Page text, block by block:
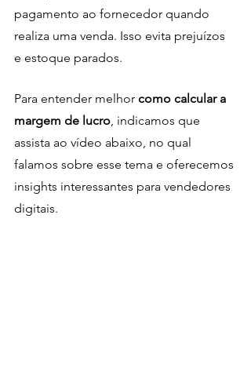
pagamento ao fornecedor quando
realiza uma venda. Isso evita prejuízos
e estoque parados.
Para entender melhor como calcular a
margem de lucro , indicamos que
assista ao vídeo abaixo, no qual
falamos sobre esse tema e oferecemos
insights interessantes para vendedores
digitais.